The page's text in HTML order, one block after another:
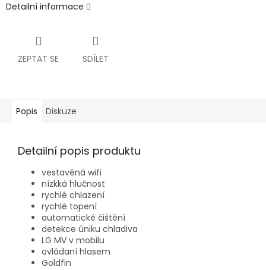
Detailní informace
ZEPTAT SE SDÍLET
Popis Diskuze
Detailní popis produktu
vestavěná wifi
nízkká hlučnost
rychlé chlazení
rychlé topení
automatické čištění
detekce úniku chladiva
LG MV v mobilu
ovládaní hlasem
Goldfin